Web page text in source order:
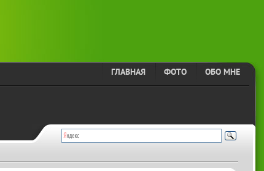
ОБО МНЕ
ФОТО
ГЛАВНАЯ